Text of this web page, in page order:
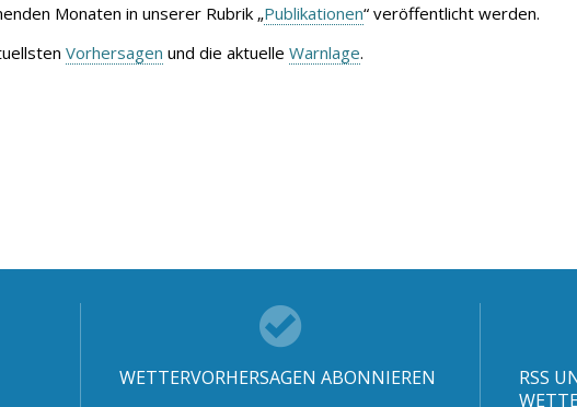
Monaten in unserer Rubrik „Publikationen“ veröffentlicht werden.
Vorhersagen und die aktuelle Warnlage.
WETTERVORHERSAGEN ABONNIEREN
RSS